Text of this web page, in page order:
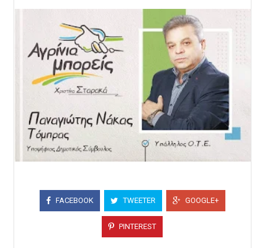
FACEBOOK TWEETER GOOGLE+
PINTEREST